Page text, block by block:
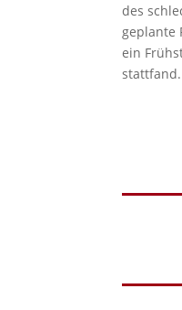
des
geplante
ein
stattfand.